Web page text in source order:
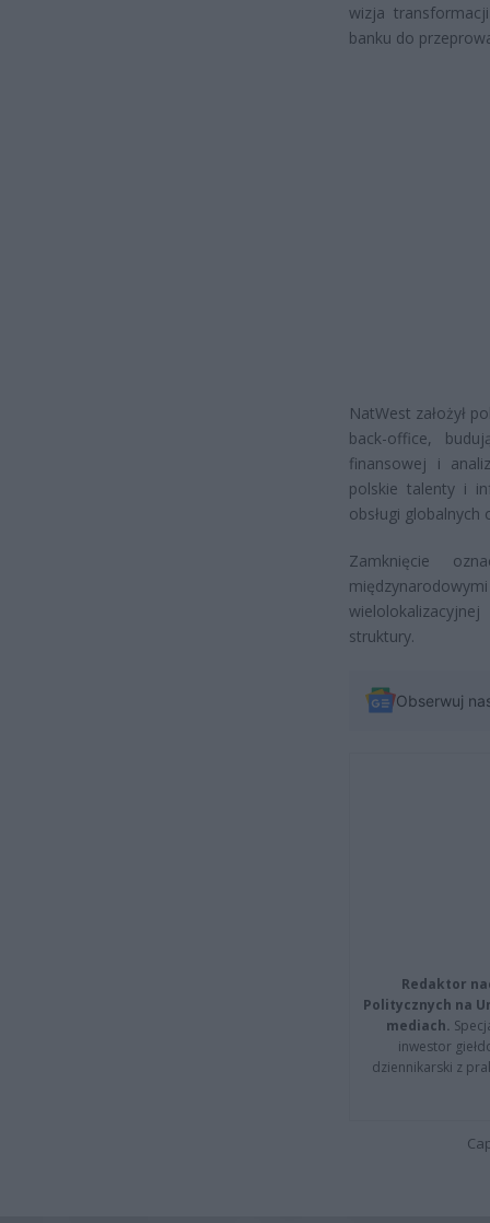
wizja
banku do
NatWest założył
back-office,
finansowej i
polskie talenty i
obsługi
Zamknięcie
struktury.
Obserwuj
Redaktor
Politycznych na
mediach.
inwestor
dziennikarski z